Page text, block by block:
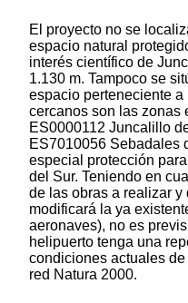
El proyecto no se
espacio natural
interés científico de
1.130 m. Tampoco se
espacio perteneciente
cercanos son las zonas
ES0000112 Juncalillo
ES7010056 Sebadales
especial protección
del Sur. Teniendo en
de las obras a realizar
modificará la ya
aeronaves), no es
helipuerto tenga una
condiciones actuales
red Natura 2000.